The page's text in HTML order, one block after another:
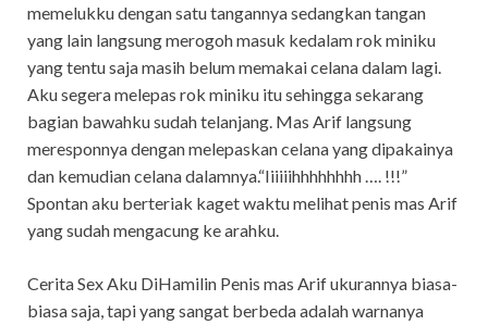
memelukku dengan satu tangannya sedangkan tangan
yang lain langsung merogoh masuk kedalam rok miniku
yang tentu saja masih belum memakai celana dalam lagi.
Aku segera melepas rok miniku itu sehingga sekarang
bagian bawahku sudah telanjang. Mas Arif langsung
meresponnya dengan melepaskan celana yang dipakainya
dan kemudian celana dalamnya.“Iiiiiihhhhhhhh …. !!!”
Spontan aku berteriak kaget waktu melihat penis mas Arif
yang sudah mengacung ke arahku.
Cerita Sex Aku DiHamilin Penis mas Arif ukurannya biasa-
biasa saja, tapi yang sangat berbeda adalah warnanya